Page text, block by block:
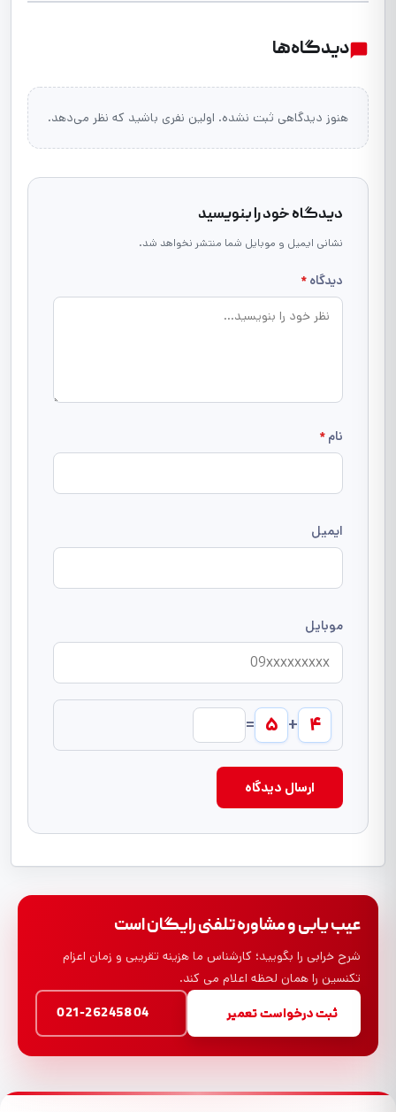
دیدگاه‌ها
هنوز دیدگاهی ثبت نشده. اولین نفری باشید که نظر می‌دهد.
دیدگاه خود را بنویسید
نشانی ایمیل و موبایل شما منتشر نخواهد شد.
دیدگاه *
نام *
ایمیل
موبایل
۴ + ۵ =
ارسال دیدگاه
عیب یابی و مشاوره تلفنی رایگان است
شرح خرابی را بگویید؛ کارشناس ما هزینه تقریبی و زمان اعزام
تکنسین را همان لحظه اعلام می کند.
ثبت درخواست تعمیر 021-26245804